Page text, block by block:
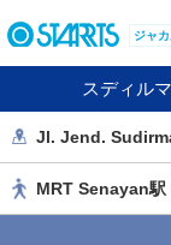
ー
ジ
移
す
ジャ
スディル
Jl. Jend.
MRT Senayan駅